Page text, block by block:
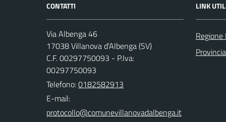
CONTATTI
Via Albenga 46
17038 Villanova d'Albenga (SV)
C.F. 00297750093 - P.Iva:
00297750093
Telefono:0182582913
E-mail:
LINK
Regione